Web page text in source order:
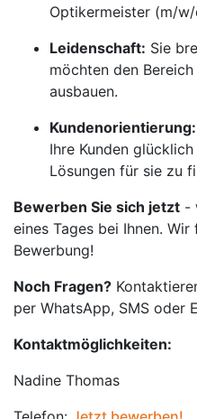
Optikermeister (m/
Leidenschaft: Sie
möchten den
ausbauen.
Kundenorientierung:
Ihre Kunden
Lösungen für sie zu
Bewerben Sie sich jetzt -
eines Tages bei Ihnen.
Bewerbung!
Noch Fragen?
per WhatsApp, SMS oder
Kontaktmöglichkeiten:
Nadine Thomas